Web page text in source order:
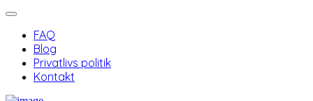
FAQ
Blog
Privatlivs politik
Kontakt